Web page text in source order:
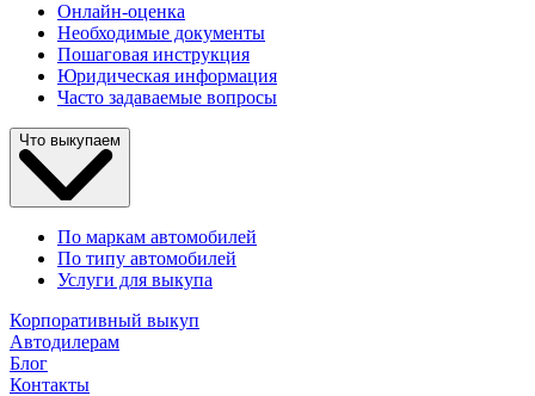
Онлайн-оценка
Необходимые документы
Пошаговая инструкция
Юридическая информация
Часто задаваемые вопросы
Что выкупаем
По маркам автомобилей
По типу автомобилей
Услуги для выкупа
Корпоративный выкуп
Автодилерам
Блог
Контакты